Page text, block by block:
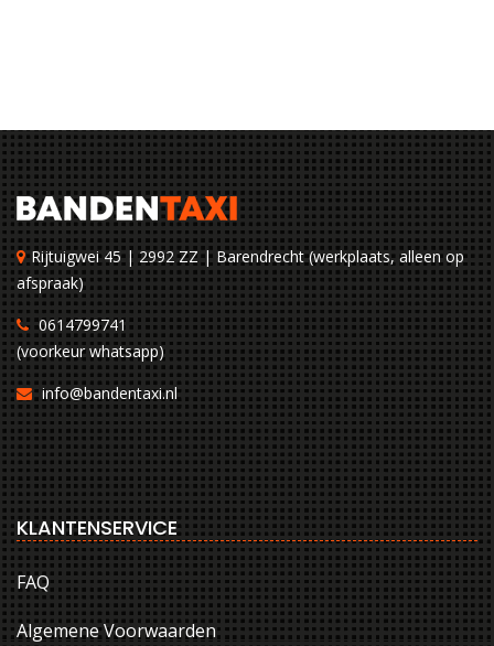
Rijtuigwei 45 | 2992 ZZ | Barendrecht (werkplaats, alleen op
afspraak)
0614799741
(voorkeur whatsapp)
info@bandentaxi.nl
KLANTENSERVICE
FAQ
Algemene Voorwaarden